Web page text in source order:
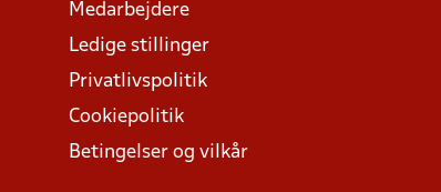
Medarbejdere
Ledige stillinger
Privatlivspolitik
Cookiepolitik
Betingelser og vilkår